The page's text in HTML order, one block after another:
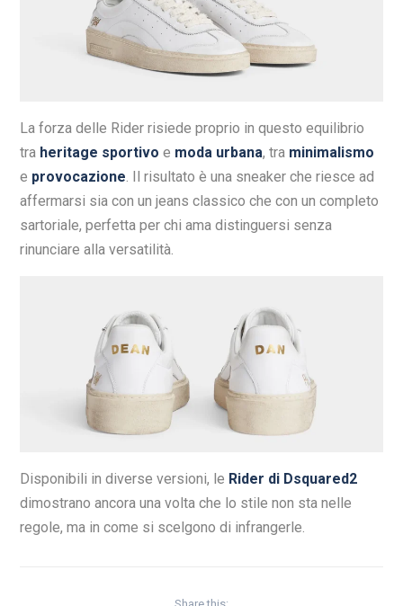
La forza delle Rider risiede proprio in questo equilibrio
tra heritage sportivo e moda urbana, tra minimalismo
e provocazione. Il risultato è una sneaker che riesce ad
affermarsi sia con un jeans classico che con un completo
sartoriale, perfetta per chi ama distinguersi senza
rinunciare alla versatilità.
Disponibili in diverse versioni, le Rider di Dsquared2
dimostrano ancora una volta che lo stile non sta nelle
regole, ma in come si scelgono di infrangerle.